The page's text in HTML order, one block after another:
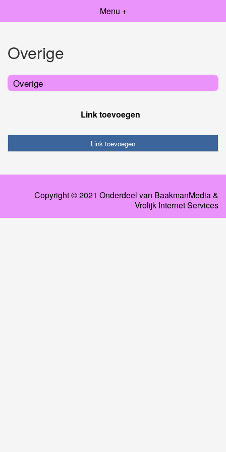
Menu +
Overige
Overige
Link toevoegen
Link toevoegen
Copyright © 2021 Onderdeel van BaakmanMedia&
Vrolijk Internet Services